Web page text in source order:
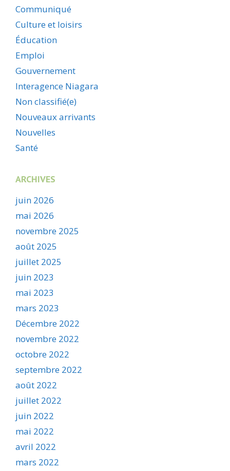
Communiqué
Culture et loisirs
Éducation
Emploi
Gouvernement
Interagence Niagara
Non classifié(e)
Nouveaux arrivants
Nouvelles
Santé
ARCHIVES
juin 2026
mai 2026
novembre 2025
août 2025
juillet 2025
juin 2023
mai 2023
mars 2023
Décembre 2022
novembre 2022
octobre 2022
septembre 2022
août 2022
juillet 2022
juin 2022
mai 2022
avril 2022
mars 2022